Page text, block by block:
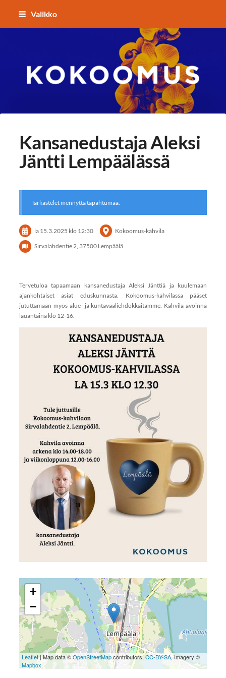
Siirry
sisältöön
Valikko
Kokoomuksen
Kansanedustaja Aleksi
Jäntti Lempäälässä
Tarkastelet mennyttä tapahtumaa.
la 15.3.2025 klo 12:30 Kokoomus-kahvila
Sirvalahdentie 2, 37500 Lempäälä
Tervetuloa tapaamaan kansanedustaja Aleksi Jänttiä ja kuulemaan
ajankohtaiset asiat eduskunnasta. Kokoomus-kahvilassa pääset
jututtamaan myös alue- ja kuntavaaliehdokkaitamme. Kahvila avoinna
lauantaina klo 12-16.
+
−
Leaflet| Map data ©OpenStreetMapcontributors,CC-BY-SA, Imagery ©
Mapbox